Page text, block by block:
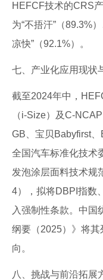
HEFCF技术的CRS
为“不捂汗”（89.3%
凉快”（92.1%）。
七、产业化应用现状
截至2024年中，
（i-Size）及C-
GB、宝贝Babyfirst、
全国汽车标准化技术
发泡涂层面料技术规
4），拟将DBPI指数
入强制性条款。中国
纲要（2025）》将其
向。
八、挑战与前沿拓展